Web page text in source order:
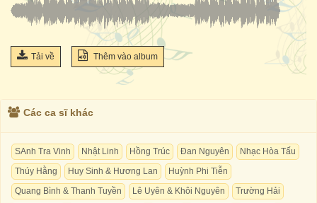
Tải về Thêm vào album
Các ca sĩ khác
SAnh Tra Vinh Nhật Linh Hồng Trúc Đan Nguyên
Nhạc Hòa Tấu
Thúy Hằng
Huy Sinh & Hương Lan
Huỳnh Phi Tiễn
Quang Bình & Thanh Tuyền
Lê Uyên & Khôi Nguyên
Trường Hải